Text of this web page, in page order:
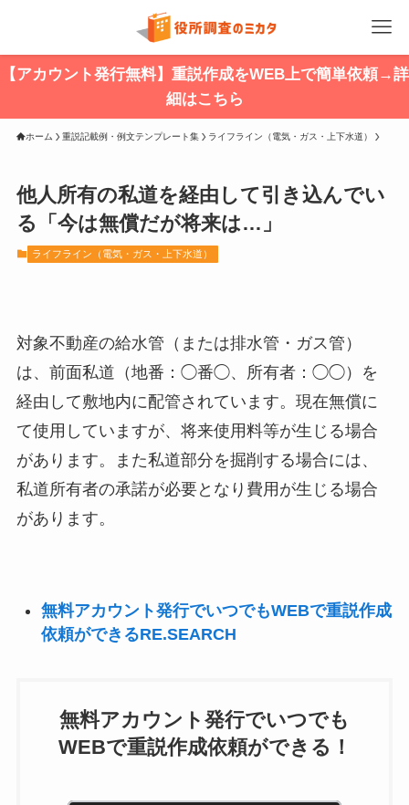
【アカウント発行無料】重説作成をWEB上で簡単依頼→詳
細はこちら
ホーム 重説記載例・例文テンプレート集 ライフライン（電気・ガス・上下水道）
他人所有の私道を経由して引き込んでい
る「今は無償だが将来は…」
ライフライン（電気・ガス・上下水道）
対象不動産の給水管（または排水管・ガス管）
は、前面私道（地番：◯番◯、所有者：◯◯）を
経由して敷地内に配管されています。現在無償に
て使用していますが、将来使用料等が生じる場合
があります。また私道部分を掘削する場合には、
私道所有者の承諾が必要となり費用が生じる場合
があります。
無料アカウント発行でいつでもWEBで重説作成
依頼ができるRE.SEARCH
無料アカウント発行でいつでも
WEBで重説作成依頼ができる！